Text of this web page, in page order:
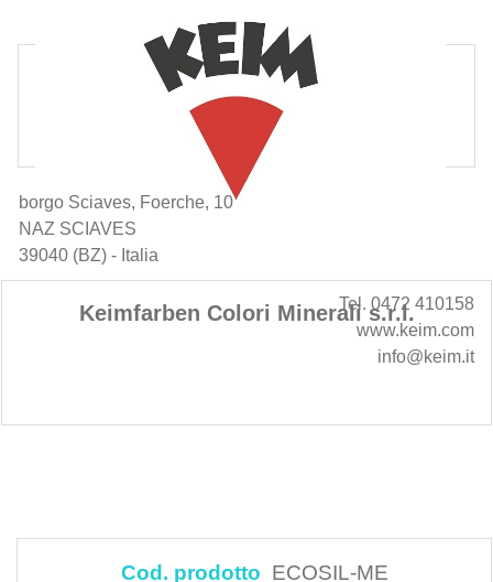
Keimfarben Colori Minerali s.r.l.
borgo Sciaves, Foerche, 10
NAZ SCIAVES
39040 (BZ) - Italia
Tel. 0472 410158
www.keim.com
info@keim.it
Cod. prodotto ECOSIL-ME